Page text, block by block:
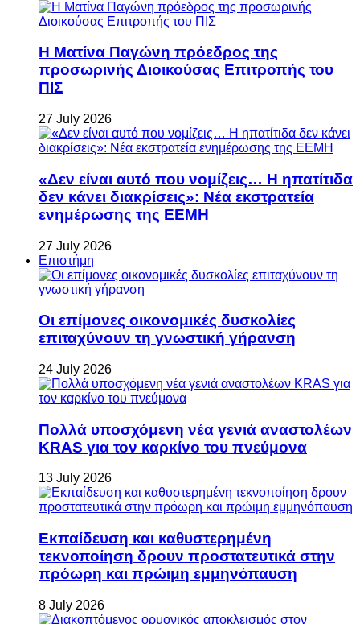
Η Ματίνα Παγώνη πρόεδρος της
προσωρινής Διοικούσας Επιτροπής του
ΠΙΣ
27 July 2026
«Δεν είναι αυτό που νομίζεις… Η ηπατίτιδα
δεν κάνει διακρίσεις»: Νέα εκστρατεία
ενημέρωσης της ΕΕΜΗ
27 July 2026
Επιστήμη
Οι επίμονες οικονομικές δυσκολίες
επιταχύνουν τη γνωστική γήρανση
24 July 2026
Πολλά υποσχόμενη νέα γενιά αναστολέων
KRAS για τον καρκίνο του πνεύμονα
13 July 2026
Εκπαίδευση και καθυστερημένη
τεκνοποίηση δρουν προστατευτικά στην
πρόωρη και πρώιμη εμμηνόπαυση
8 July 2026